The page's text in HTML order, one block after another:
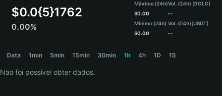
Español
Português (Brasil)
$0.0{5}1762
0.00%
Máximo (24h)
$0.00
Mínimo (24h)
$0.00
Vol. (24h) (BOLO)
--
Vol. (24h)(USDT)
--
Data 1min 5min 15min 30min 1h 4h 1D 1S
Não foi possível obter dados.